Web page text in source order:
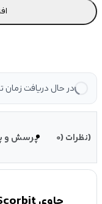
در حال دریافت زمان
پرسش و نظرات (0)